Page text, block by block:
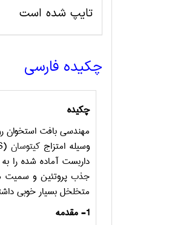
تایپ شده است
چکیده فارسی
چکیده
مهندسی بافت استخوان
وسیله امتزاجکیتوسان (
داربست آماده شده را
متخلخل بسیار خوبی
1
-مقدمه